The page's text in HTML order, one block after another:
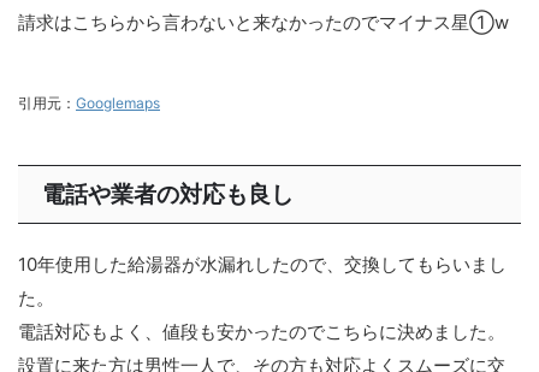
請求はこちらから言わないと来なかったのでマイナス星①w
引用元： Googlemaps
電話や業者の対応も良し
10年使用した給湯器が水漏れしたので、交換してもらいまし
た。
電話対応もよく、値段も安かったのでこちらに決めました。
設置に来た方は男性一人で、その方も対応よくスムーズに交